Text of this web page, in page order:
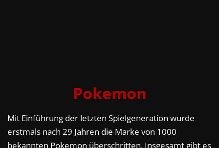
Pokemon
Mit Einführung der letzten Spielgeneration wurde
erstmals nach 29 Jahren die Marke von 1000
bekannten Pokemon überschritten. Insgesamt gibt es